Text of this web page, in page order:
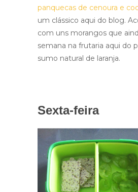
panquecas de cenoura e
um clássico aqui do blog.
com uns morangos que
semana na frutaria aqui do
sumo natural de laranja.
Sexta-feira